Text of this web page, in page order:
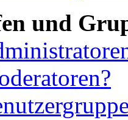
und